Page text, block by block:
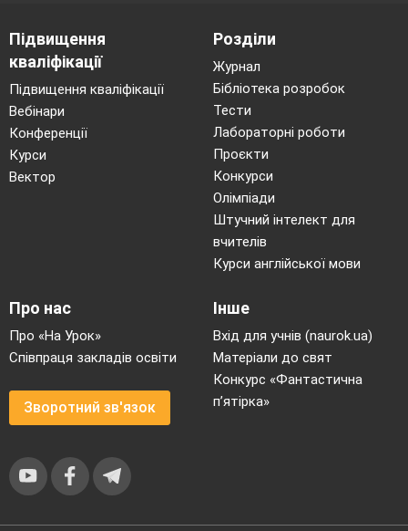
Підвищення
кваліфікації
Підвищення кваліфікації
Вебінари
Конференції
Курси
Вектор
Розділи
Журнал
Бібліотека розробок
Тести
Лабораторні роботи
Проєкти
Конкурси
Олімпіади
Штучний інтелект для
вчителів
Курси англійської мови
Про нас
Про «На Урок»
Співпраця закладів освіти
Зворотний зв'язок
Інше
Вхід для учнів (naurok.ua)
Матеріали до свят
Конкурс «Фантастична
п’ятірка»